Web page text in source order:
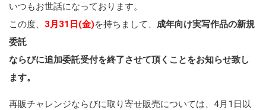
いつもお世話になっております。
この度、 3月31日(金)を持ちまして、 成年向け実写作品の新規
委託
ならびに追加委託受付を終了させて頂くことをお知らせ致し
ます。
再販チャレンジならびに取り寄せ販売については、4月1日以